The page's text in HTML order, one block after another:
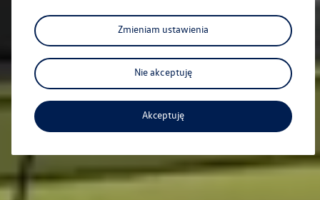
Zmieniam ustawienia
Nie akceptuję
Akceptuję